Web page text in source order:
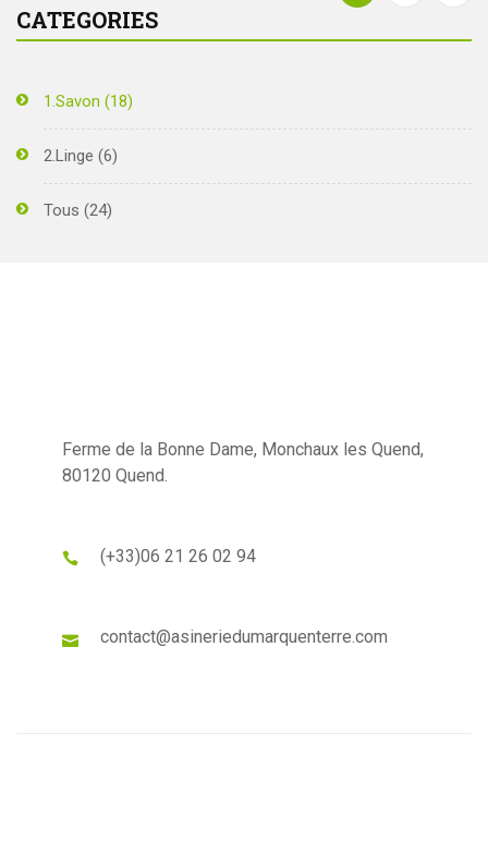
CATEGORIES
1.Savon (18)
2.Linge (6)
Tous (24)
Ferme de la Bonne Dame, Monchaux les Quend,
80120 Quend.
(+33)06 21 26 02 94
contact@asineriedumarquenterre.com